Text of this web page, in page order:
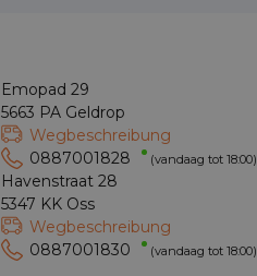
Emopad 29
5663 PA Geldrop
Wegbeschreibung
0887001828
(vandaag tot 18:00)
Havenstraat 28
5347 KK Oss
Wegbeschreibung
0887001830
(vandaag tot 18:00)